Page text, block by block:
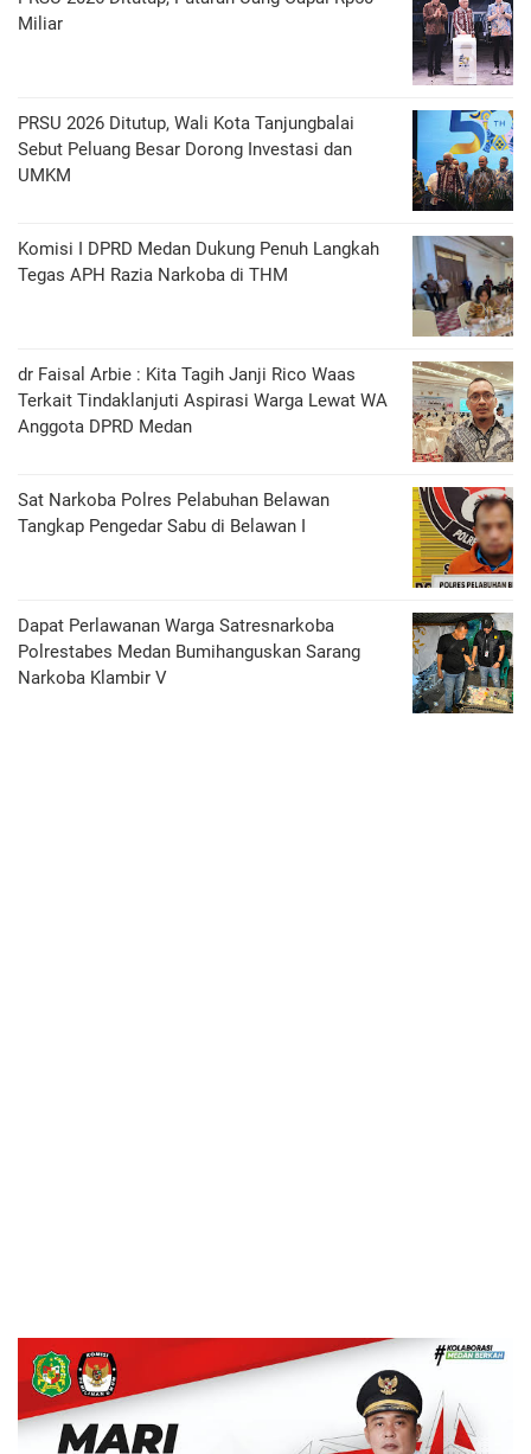
Miliar
PRSU 2026 Ditutup, Wali Kota Tanjungbalai
Sebut Peluang Besar Dorong Investasi dan
UMKM
Komisi I DPRD Medan Dukung Penuh Langkah
Tegas APH Razia Narkoba di THM
dr Faisal Arbie : Kita Tagih Janji Rico Waas
Terkait Tindaklanjuti Aspirasi Warga Lewat WA
Anggota DPRD Medan
Sat Narkoba Polres Pelabuhan Belawan
Tangkap Pengedar Sabu di Belawan I
Dapat Perlawanan Warga Satresnarkoba
Polrestabes Medan Bumihanguskan Sarang
Narkoba Klambir V